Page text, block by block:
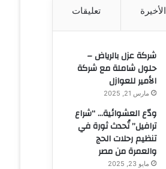
الأخيرة تعليقات
شركة عزل بالرياض –
حلول شاملة مع شركة
الأمير للعوازل
مارس 21, 2025
ودّع العشوائية… “شراع
ترافيل” تُحدث ثورة في
تنظيم رحلات الحج
والعمرة من مصر
مايو 23, 2025